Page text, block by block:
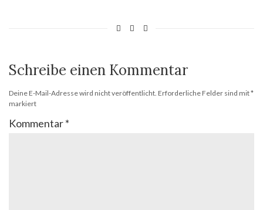
Schreibe einen Kommentar
Deine E-Mail-Adresse wird nicht veröffentlicht. Erforderliche Felder sind mit*
markiert
Kommentar*